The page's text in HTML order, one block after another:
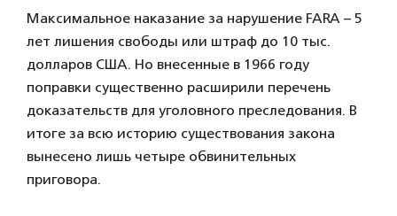
Максимальное наказание за нарушение FARA – 5
лет лишения свободы или штраф до 10 тыс.
долларов США. Но внесенные в 1966 году
поправки существенно расширили перечень
доказательств для уголовного преследования. В
итоге за всю историю существования закона
вынесено лишь четыре обвинительных
приговора.